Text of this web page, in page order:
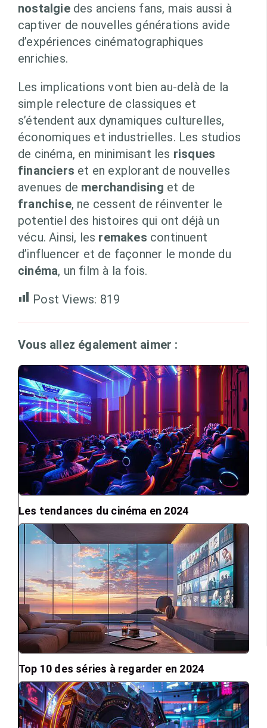
nostalgiedes anciens fans, mais aussi à
captiver de nouvelles générations avide
d’expériences cinématographiques
enrichies.
Les implications vont bien au-delà de la
simple relecture de classiques et
s’étendent aux dynamiques culturelles,
économiques et industrielles. Les studios
de cinéma, en minimisant les risques
financiers et en explorant de nouvelles
avenues de merchandising et de
franchise, ne cessent de réinventer le
potentiel des histoires qui ont déjà un
vécu. Ainsi, les remakes continuent
d’influencer et de façonner le monde du
cinéma, un film à la fois.
Post Views: 819
Vous allez également aimer :
Les tendances du cinéma en 2024
Top 10 des séries à regarder en 2024